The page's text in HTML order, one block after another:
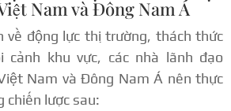
Nam và Đông Nam Á
về động lực thị trường, thách thức
cảnh khu vực, các nhà lãnh đạo
Nam và Đông Nam Á nên thực
chiến lược sau: